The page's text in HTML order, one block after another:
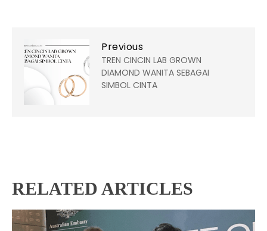
Previous
TREN CINCIN LAB GROWN
DIAMOND WANITA SEBAGAI
SIMBOL CINTA
RELATED ARTICLES